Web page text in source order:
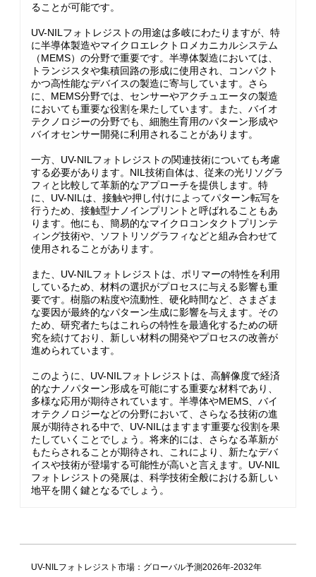
ることが可能です。
UV-NILフォトレジストの用途は多岐にわたりますが、特
に半導体製造やマイクロエレクトロメカニカルシステム
（MEMS）の分野で重要です。半導体製造においては、
トランジスタや集積回路の形成に使用され、コンパクト
かつ高性能なデバイスの製造に寄与しています。さら
に、MEMS分野では、センサーやアクチュエータの製造
においても重要な役割を果たしています。また、バイオ
テクノロジーの分野でも、細胞生育用のパターン形成や
バイオセンサー開発に利用されることがあります。
一方、UV-NILフォトレジストの関連技術についても考慮
する必要があります。NIL技術自体は、従来の光リソグラ
フィと比較して革新的なアプローチを提供します。特
に、UV-NILは、接触や押し付けによってパターン転写を
行うため、接触型ナノインプリントと呼ばれることもあ
ります。他にも、簡易的なマイクロコンタクトプリンテ
ィング技術や、ソフトリソグラフィなどと組み合わせて
使用されることがあります。
また、UV-NILフォトレジストは、ポリマーの特性を利用
しているため、材料の選択がプロセスに与える影響も重
要です。樹脂の粘度や流動性、硬化時間など、さまざま
な要因が最終的なパターン生成に影響を与えます。その
ため、研究者たちはこれらの特性を最適化するための研
究を続けており、新しい材料の開発やプロセスの改善が
進められています。
このように、UV-NILフォトレジストは、高解像度で経済
的なナノパターン形成を可能にする重要な材料であり、
多様な応用が期待されています。半導体やMEMS、バイ
オテクノロジーなどの分野において、さらなる技術の進
展が期待される中で、UV-NILはますます重要な役割を果
たしていくことでしょう。将来的には、さらなる革新が
もたらされることが期待され、これにより、新たなデバ
イスや技術が登場する可能性が高いと言えます。UV-NIL
フォトレジストの発展は、科学技術全般における新しい
地平を開く鍵となるでしょう。
UV-NILフォトレジスト市場：グローバル予測2026年-2032年